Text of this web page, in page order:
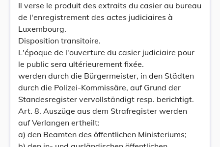
Il verse le produit des extraits du casier au bureau
de l'enregistrement des actes judiciaires à
Luxembourg.
Disposition transitoire.
L'époque de l'ouverture du casier judiciaire pour
le public sera ultérieurement fixée.
werden durch die Bürgermeister, in den Städten
durch die Polizei-Kommissäre, auf Grund der
Standesregister vervollständigt resp. berichtigt.
Art. 8. Auszüge aus dem Strafregister werden
auf Verlangen ertheilt:
a) den Beamten des öffentlichen Ministeriums;